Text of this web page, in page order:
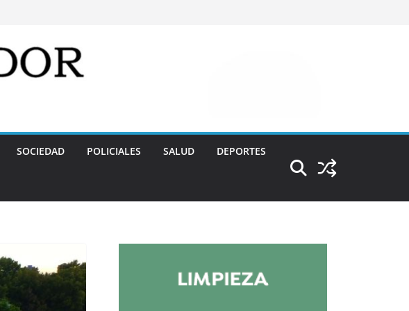
SOCIEDAD POLICIALES SALUD DEPORTES